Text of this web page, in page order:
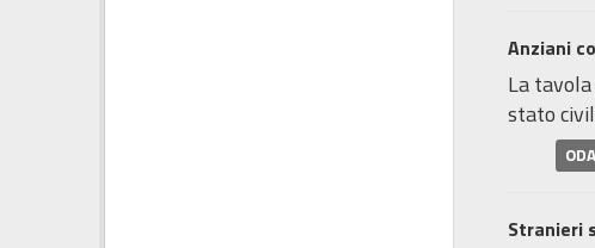
Anziani
La
stato
Stranieri